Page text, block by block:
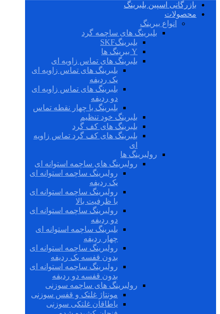
بازرگانی اسپین بلبرینگ
محصولات
انواع بیرینگ
بلبرینگ های ساچمه گرد
بلبرینگSKF
Y بیرینگ ها
بلبرینگ های تماس زاویه ای
بلبرینگ های تماس زاویه ای
یک ردیفه
بلبرینگ های تماس زاویه ای
دو ردیفه
بلبرینگ با چهار نقطه تماس
بلبرینگ خود تنظیم
بلبرینگ های کف گرد
بلبرینگ های کف گرد تماس زاویه
ای
رولبرینگ ها
رولبرینگ های ساچمه استوانه ای
رولبرینگ ساچمه استوانه ای
یک ردیفه
رولبرینگ ساچمه استوانه ای
با ظرفیت بالا
رولبرینگ ساچمه استوانه ای
دو ردیفه
بلبرینگ ساچمه استوانه ای
چهار ردیفه
رولبرینگ ساچمه استوانه ای
بدون قفسه یک ردیفه
رولبرینگ ساچمه استوانه ای
بدون قفسه دو ردیفه
رولبرینگ های ساچمه سوزنی
مونتاژ غلتک و قفس سوزنی
یاطاقان غلتکی سوزنی